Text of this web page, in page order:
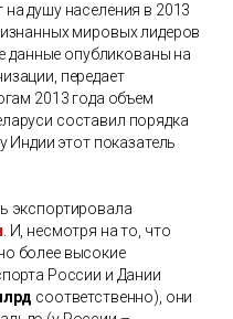
душу населения в 2013
мировых лидеров
данные опубликованы на
передает
2013 года объем
составил порядка
Индии этот показатель
экспортировала
. И, несмотря на то, что
более высокие
России и Дании
соответственно), они